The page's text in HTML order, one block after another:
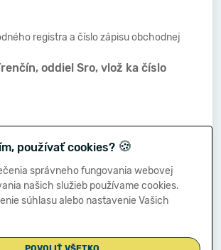
registra a číslo zápisu obchodnej
oddiel Sro, vlož ka číslo
používať cookies? 🍪
správneho fungovania webovej
našich služieb používame cookies.
súhlasu alebo nastavenie Vašich